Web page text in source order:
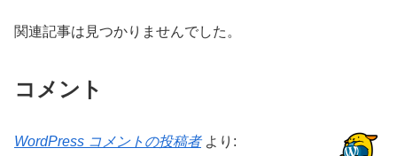
関連記事は見つかりませんでした。
コメント
WordPress コメントの投稿者 より: